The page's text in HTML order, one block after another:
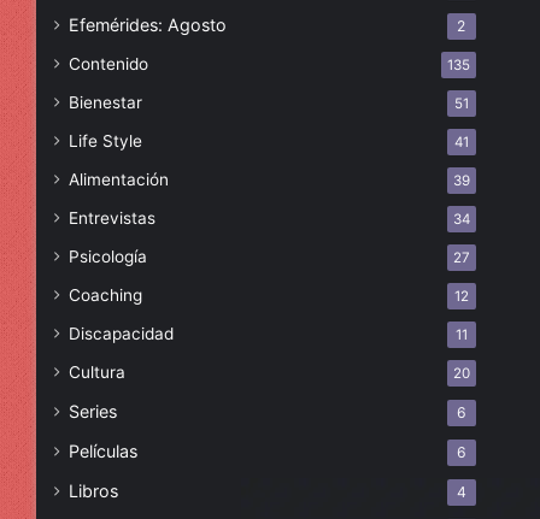
Efemérides: Agosto 2
Contenido 135
Bienestar 51
Life Style 41
Alimentación 39
Entrevistas 34
Psicología 27
Coaching 12
Discapacidad 11
Cultura 20
Series 6
Películas 6
Libros 4